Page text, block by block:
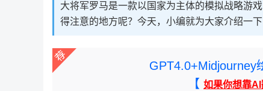
大将军罗马是一款以国家为主体的模拟战略游
得注意的地方呢？今天，小编就为大家介绍一下
GPT4.0+Midjourney
【 如果你想靠AI